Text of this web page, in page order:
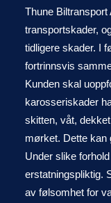
Thune Biltransport
transportskader,
tidligere skader. I
fortrinnsvis
Kunden skal
karosseriskader
skitten, våt,
mørket. Dette kan
Under slike
erstatningspliktig.
av følsomhet for